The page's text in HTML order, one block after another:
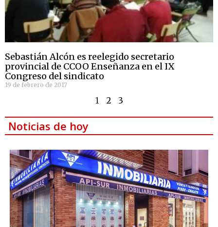
Sebastián Alcón es reelegido secretario
provincial de CCOO Enseñanza en el IX
Congreso del sindicato
19 de febrero de 2017
1 2 3
Noticias de hoy